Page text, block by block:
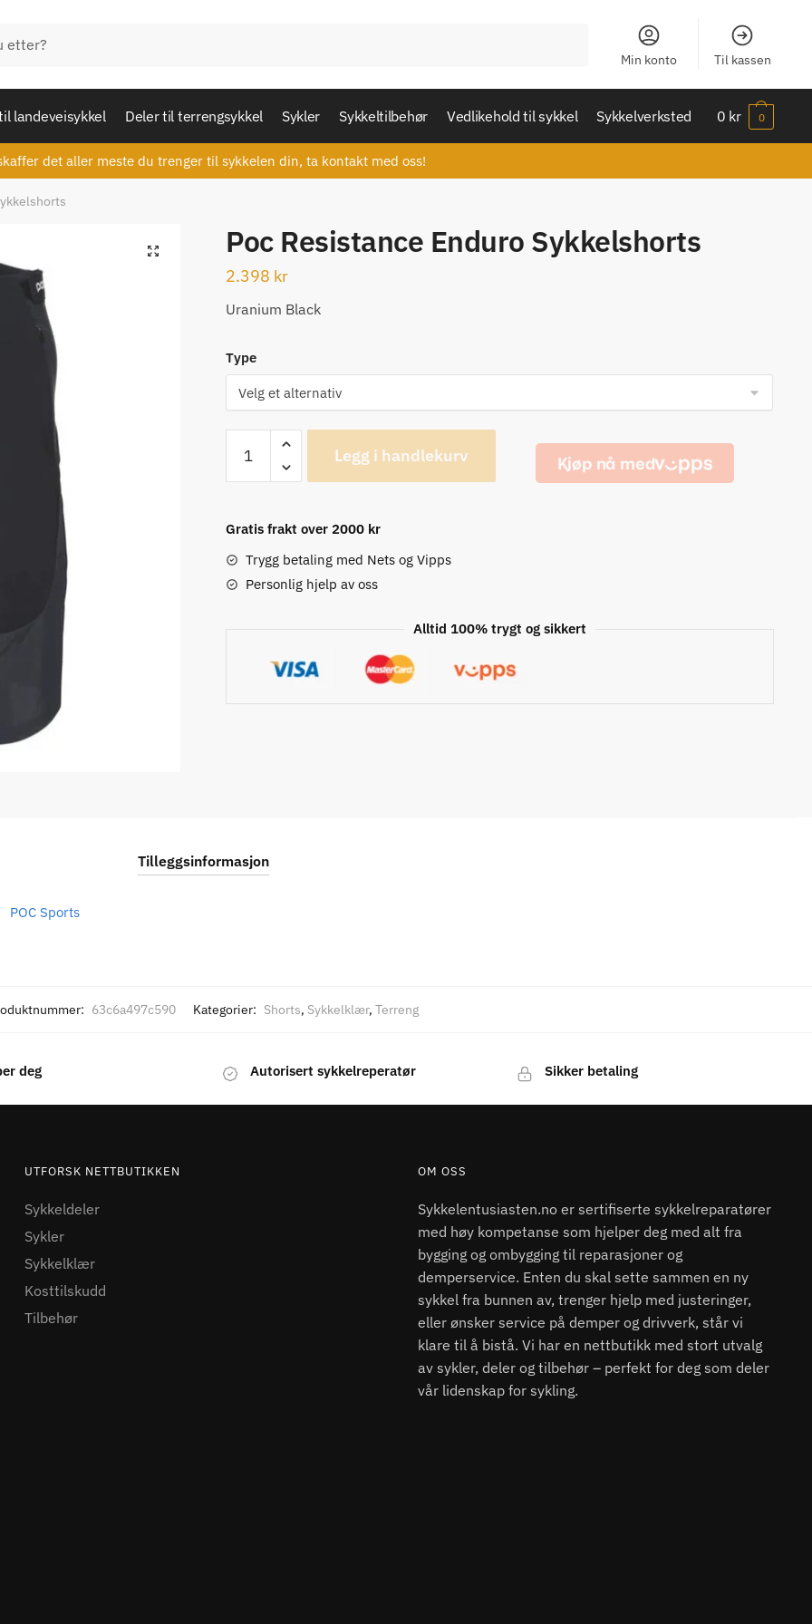
Min konto Til kassen
landeveisykkel Deler til terrengsykkel Sykler Sykkeltilbehør Vedlikehold til sykkel Sykkelverksted 0 kr 0
det aller meste du trenger til sykkelen din, ta kontakt med oss!
🔍 Poc Resistance Enduro Sykkelshorts
2.398 kr
Uranium Black
Type
Resistance
Enduro
antall
Legg i handlekurv
Gratis frakt over 2000 kr
Trygg betaling med Nets og Vipps
Personlig hjelp av oss
Alltid 100% trygt og sikkert
Tilleggsinformasjon
POC Sports
63c6a497c590 Kategorier: Shorts, Sykkelklær, Terreng
deg Autorisert sykkelreperatør Sikker betaling
UTFORSK NETTBUTIKKEN
Sykkeldeler
Sykler
Sykkelklær
Kosttilskudd
Tilbehør
OM OSS
Sykkelentusiasten.no er sertifiserte sykkelreparatører
med høy kompetanse som hjelper deg med alt fra
bygging og ombygging til reparasjoner og
demperservice. Enten du skal sette sammen en ny
sykkel fra bunnen av, trenger hjelp med justeringer,
eller ønsker service på demper og drivverk, står vi
klare til å bistå. Vi har en nettbutikk med stort utvalg
av sykler, deler og tilbehør – perfekt for deg som deler
vår lidenskap for sykling.